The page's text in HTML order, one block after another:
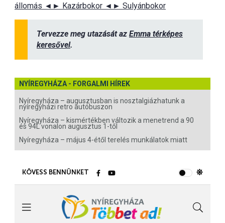
állomás ◄► Kazárbokor ◄► Sulyánbokor
Tervezze meg utazását az Emma térképes
keresővel.
NYÍREGYHÁZA - FORGALMI HÍREK
Nyíregyháza – augusztusban is nosztalgiázhatunk a
nyíregyházi retro autóbuszon
Nyíregyháza – kismértékben változik a menetrend a 90
és 94L vonalon augusztus 1-től
Nyíregyháza – május 4-étől terelés munkálatok miatt